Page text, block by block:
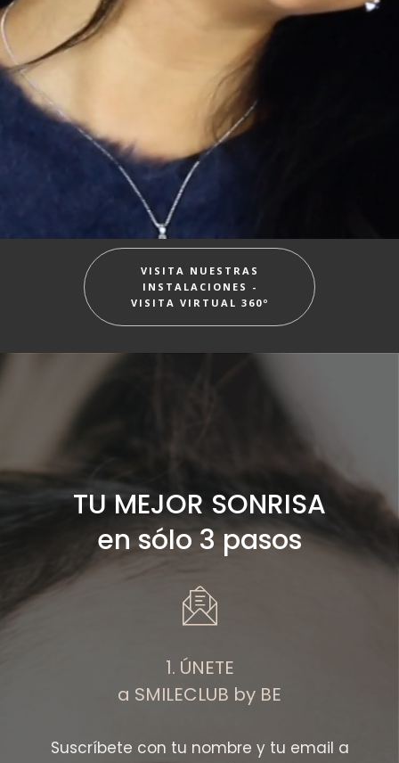
VISITA NUESTRAS
INSTALACIONES -
VISITA VIRTUAL 360º
TU MEJOR SONRISA
en sólo 3 pasos
1. ÚNETE
a SMILECLUB by BE
Suscríbete con tu nombre y tu email a